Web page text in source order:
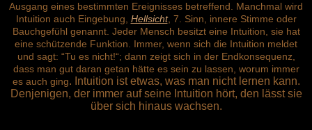
Ausgang eines bestimmten Ereignisses betreffend. Manchmal wird
Intuition auch Eingebung, Hellsicht, 7. Sinn, innere Stimme oder
Bauchgefühl genannt. Jeder Mensch besitzt eine Intuition, sie hat
eine schützende Funktion. Immer, wenn sich die Intuition meldet
und sagt: “Tu es nicht!“; dann zeigt sich in der Endkonsequenz,
dass man gut daran getan hätte es sein zu lassen, worum immer
es auch ging. Intuition ist etwas, was man nicht lernen kann.
Denjenigen, der immer auf seine Intuition hört, den lässt sie
über sich hinaus wachsen.